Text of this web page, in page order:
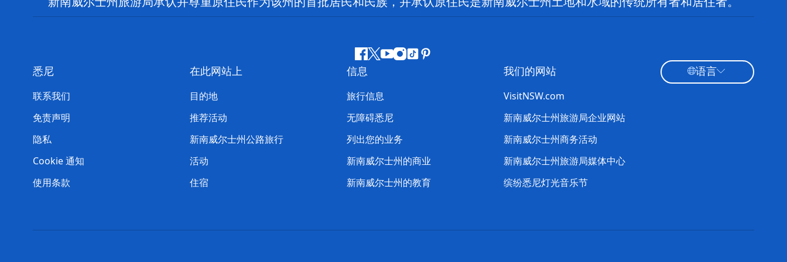
新南威尔士州旅游局承认并尊重原住民作为该州的首批居民和民族，并承认原住民是新南威尔士州土地和水域的传统所有者和居住者。
Facebook
叽
喳
喳
YouTube
Instagram
抖 Pinterest
悉尼
联系我们
免责声明
隐私
Cookie 通知
使用条款
在此网站上
目的地
推荐活动
新南威尔士州公路旅行
活动
住宿
信息
旅行信息
无障碍悉尼
列出您的业务
新南威尔士州的商业
新南威尔士州的教育
我们的网站
VisitNSW.com
新南威尔士州旅游局企业网站
新南威尔士州商务活动
新南威尔士州旅游局媒体中心
缤纷悉尼灯光音乐节
语言